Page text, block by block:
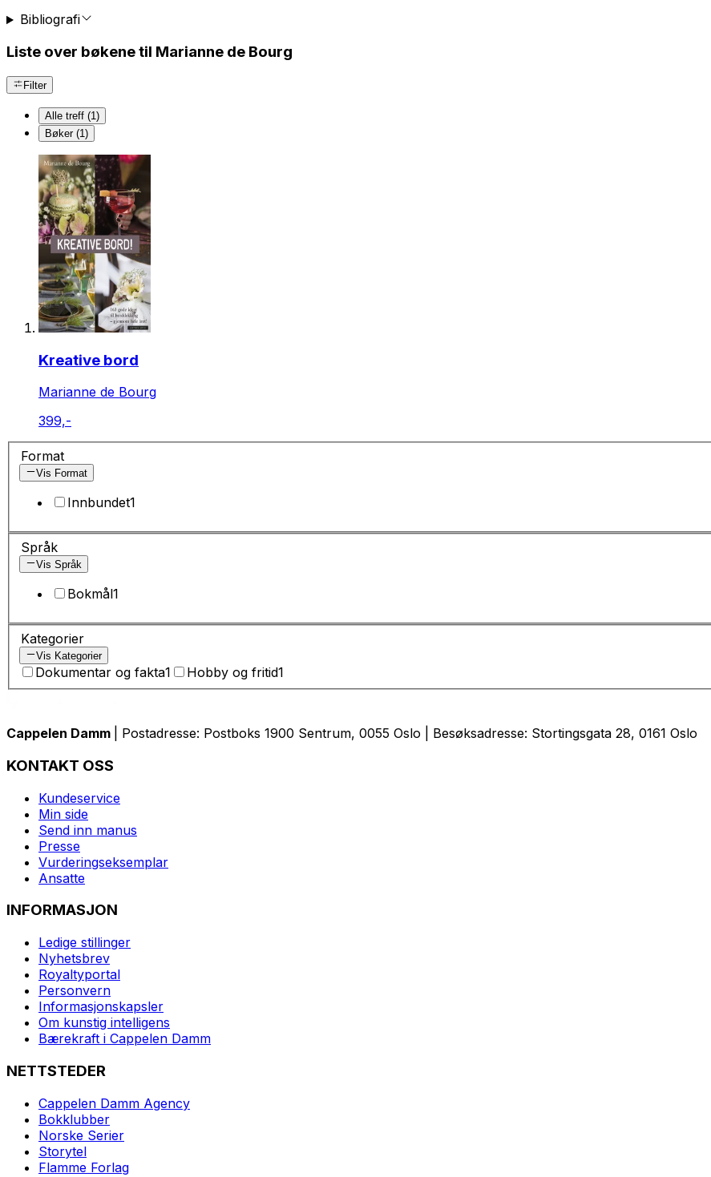
Bibliografi
Liste over bøkene til Marianne de Bourg
Filter
Alle treff (1)
Bøker (1)
Kreative bord
Marianne de Bourg
399,-
Format
Vis Format
Innbundet1
Språk
Vis Språk
Bokmål1
Kategorier
Vis Kategorier
Dokumentar og fakta1 Hobby og fritid1
Cappelen Damm | Postadresse: Postboks 1900 Sentrum, 0055 Oslo | Besøksadresse: Stortingsgata 28, 0161 Oslo
KONTAKT OSS
Kundeservice
Min side
Send inn manus
Presse
Vurderingseksemplar
Ansatte
INFORMASJON
Ledige stillinger
Nyhetsbrev
Royaltyportal
Personvern
Informasjonskapsler
Om kunstig intelligens
Bærekraft i Cappelen Damm
NETTSTEDER
Cappelen Damm Agency
Bokklubber
Norske Serier
Storytel
Flamme Forlag